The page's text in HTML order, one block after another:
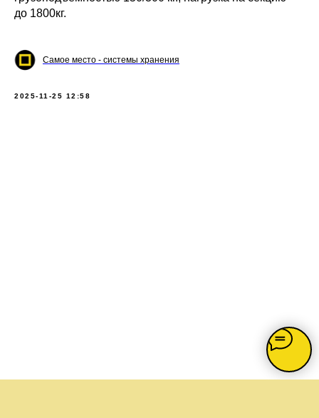
до 1800кг.
Самое место - системы хранения
2025-11-25 12:58